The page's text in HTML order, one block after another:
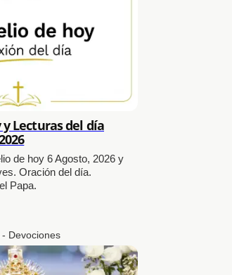
Lecturas del día
de hoy 6 Agosto, 2026 y
Oración del día.
Papa.
Devociones